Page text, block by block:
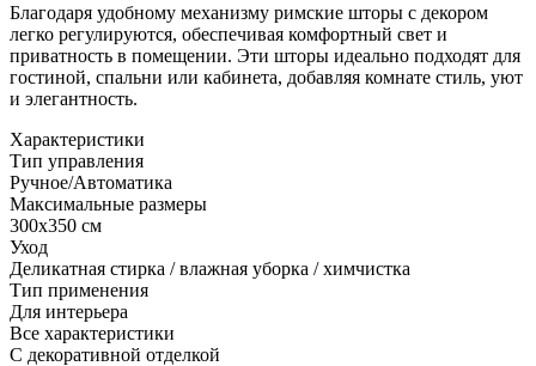
Благодаря удобному механизму римские шторы с декором
легко регулируются, обеспечивая комфортный свет и
приватность в помещении. Эти шторы идеально подходят для
гостиной, спальни или кабинета, добавляя комнате стиль, уют
и элегантность.
Характеристики
Тип управления
Ручное/Автоматика
Максимальные размеры
300х350 см
Уход
Деликатная стирка / влажная уборка / химчистка
Тип применения
Для интерьера
Все характеристики
С декоративной отделкой